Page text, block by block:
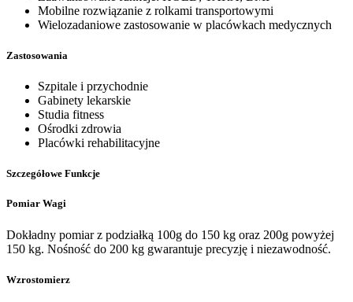
Mobilne rozwiązanie z rolkami transportowymi
Wielozadaniowe zastosowanie w placówkach medycznych
Zastosowania
Szpitale i przychodnie
Gabinety lekarskie
Studia fitness
Ośrodki zdrowia
Placówki rehabilitacyjne
Szczegółowe Funkcje
Pomiar Wagi
Dokładny pomiar z podziałką 100g do 150 kg oraz 200g powyżej
150 kg. Nośność do 200 kg gwarantuje precyzję i niezawodność.
Wzrostomierz